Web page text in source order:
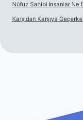
Nüfuz Sahibi Insanlar Ne
Karşıdan Karşıya